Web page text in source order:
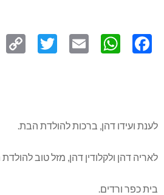
לענת ועידו דהן, ברכות להולדת הבת.
לאריה דהן ולקלודין דהן, מזל טוב
בית כפר ורדים.